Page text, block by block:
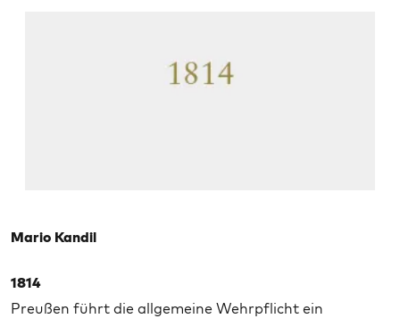
Mario Kandil
1814
Preußen führt die allgemeine Wehrpflicht ein